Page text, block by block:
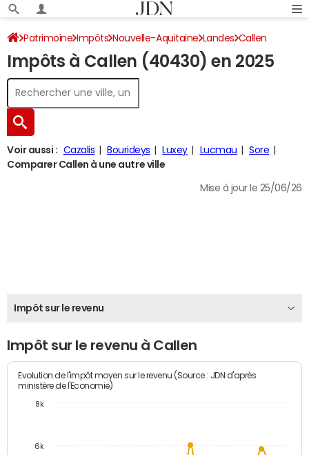
Patrimoine Impôts Nouvelle-Aquitaine Landes Callen
Impôt sur le revenu
Impôts à Callen (40430) en 2025
Voir aussi : Cazalis Bourideys Luxey Lucmau
Sore
Comparer Callen à une autre ville
Mise à jour le 25/06/26
Impôt sur le revenu
Impôt sur le revenu à Callen
Evolution de l'impôt moyen sur le revenu (Source : JDN d'après
ministère de l'Economie)
6k
8k